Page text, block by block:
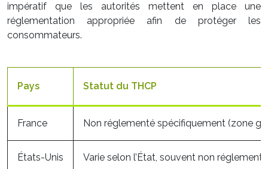
impératif que les autorités mettent en place une
réglementation appropriée afin de protéger les
consommateurs.
Pays Statut du THCP
France Non réglementé spécifiquement (zone
États-Unis Varie selon l’État, souvent non réglementé